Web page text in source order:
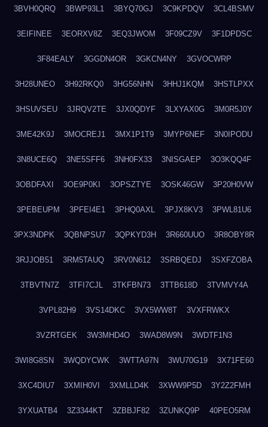
3BVH0QRQ 3BWP93L1 3BYQ70GJ 3C9KPDQV 3CL4BSMV
3EIFINEE 3EORXV8Z 3EQ3JWOM 3F09CZ9V 3F1DPDSC
3F84EALY 3GGDN4OR 3GKCN4NY 3GVOCWRP
3H28UNEO 3H92RKQ0 3HG56NHN 3HHJ1KQM 3HSTLPXX
3HSUVSEU 3JRQV2TE 3JX0QDYF 3LXYAX0G 3M0R5J0Y
3ME42K9J 3MOCREJ1 3MX1P1T9 3MYP6NEF 3N0IPODU
3N8UCE6Q 3NE5SFF6 3NH0FX33 3NISGAEP 3O3KQQ4F
3OBDFAXI 3OE9P0KI 3OPSZTYE 3OSK46GW 3P20H0VW
3PEBEUPM 3PFEI4E1 3PHQ0AXL 3PJX8KV3 3PWL81U6
3PX3NDPK 3QBNPSU7 3QPKYD3H 3R660UUO 3R8OBY8R
3RJJOB51 3RM5TAUQ 3RV0N612 3SRBQEDJ 3SXFZOBA
3TBVTN7Z 3TFI7CJL 3TKFBN73 3TTB618D 3TVMVY4A
3VPL82H9 3VS14DKC 3VX5WW8T 3VXFRWKX
3VZRTGEK 3W3MHD4O 3WAD8W9N 3WDTF1N3
3WI8G8SN 3WQDYCWK 3WTTA97N 3WU70G19 3X71FE60
3XC4DIU7 3XMIH0VI 3XMLLD4K 3XWW9P5D 3Y2Z2FMH
3YXUATB4 3Z3344KT 3ZBBJF82 3ZUNKQ9P 40PEO5RM